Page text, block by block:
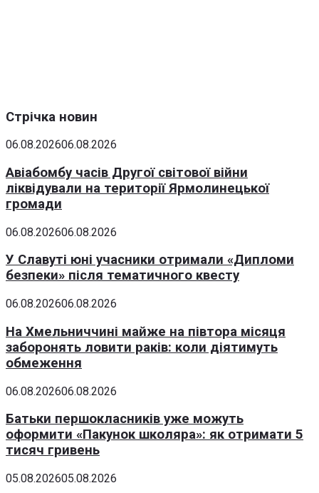
Стрічка новин
06.08.202606.08.2026
Авіабомбу часів Другої світової війни
ліквідували на території Ярмолинецької
громади
06.08.202606.08.2026
У Славуті юні учасники отримали «Дипломи
безпеки» після тематичного квесту
06.08.202606.08.2026
На Хмельниччині майже на півтора місяця
заборонять ловити раків: коли діятимуть
обмеження
06.08.202606.08.2026
Батьки першокласників уже можуть
оформити «Пакунок школяра»: як отримати 5
тисяч гривень
05.08.202605.08.2026